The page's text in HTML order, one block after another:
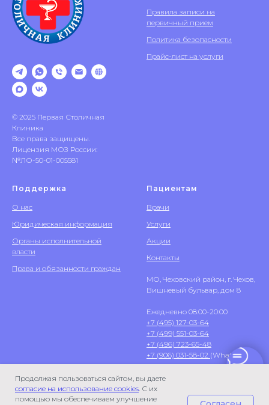
Продолжая пользоваться сайтом, вы даете
согласие на использование cookies. С их
помощью мы обеспечиваем улучшение
© 2025 Первая Столичная
Клиника
Все права защищены.
Лицензия МОЗ России:
№ЛО-50-01-005581
Правила записи на
первичный прием
Политика безопасности
Прайс-лист на услуги
Поддержка
О нас
Юридическая информация
Органы исполнительной
власти
Права и обязанности граждан
Пациентам
Врачи
Услуги
Акции
Контакты
МО, Чеховский район, г. Чехов,
Вишневый бульвар, дом 8
Ежедневно 08:00-20:00
+7 (495) 127-03-64
+7 (499) 551-03-64
+7 (496) 723-65-48
+7 (906) 031-58-02 (WhatsApp)